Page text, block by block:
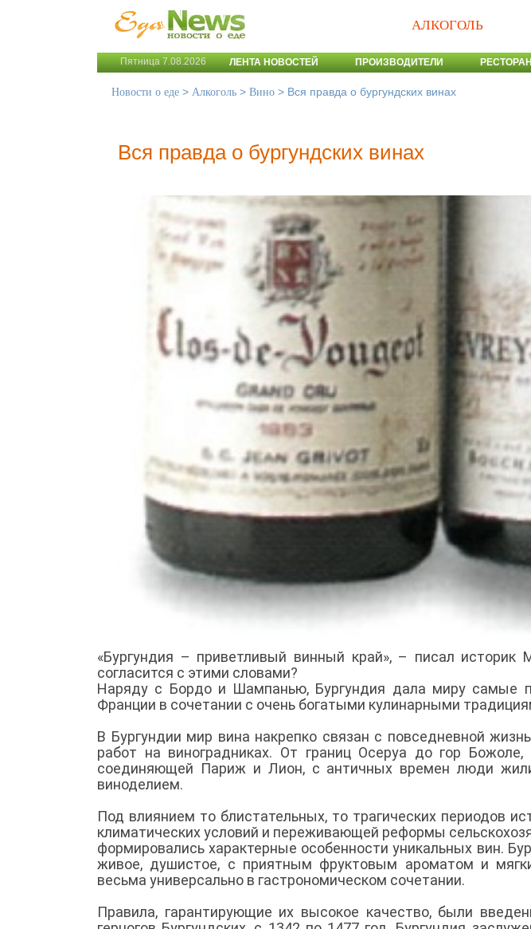
АЛКОГОЛЬ
Пятница 7.08.2026 ЛЕНТА НОВОСТЕЙ ПРОИЗВОДИТЕЛИ
Новости о еде > Алкоголь > Вино > Вся правда о бургундских винах
Вся правда о бургундских винах
«Бургундия – приветливый винный край», – писал
согласится с этими словами?
Наряду с Бордо и Шампанью, Бургундия дала миру самые
Франции в сочетании с очень богатыми кулинарными
В Бургундии мир вина накрепко связан с повседневной
работ на виноградниках. От границ Осеруа до гор Божоле,
соединяющей Париж и Лион, с античных времен люди
виноделием.
Под влиянием то блистательных, то трагических периодов
климатических условий и переживающей реформы
формировались характерные особенности уникальных вин.
живое, душистое, с приятным фруктовым ароматом и
весьма универсально в гастрономическом сочетании.
Правила, гарантирующие их высокое качество, были